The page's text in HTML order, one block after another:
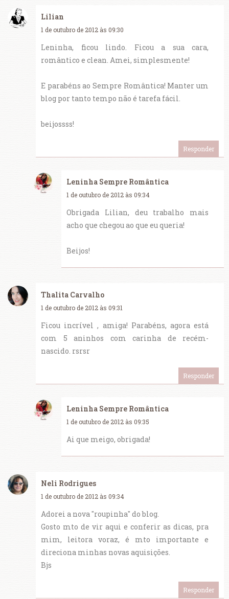
Lilian
1 de outubro de 2012 às 09:30
Leninha, ficou lindo. Ficou a sua cara,
romântico e clean. Amei, simplesmente!
E parabéns ao Sempre Romântica! Manter um
blog por tanto tempo não é tarefa fácil.
beijossss!
Responder
Leninha Sempre Romântica
1 de outubro de 2012 às 09:34
Obrigada Lilian, deu trabalho mais
acho que chegou ao que eu queria!
Beijos!
Thalita Carvalho
1 de outubro de 2012 às 09:31
Ficou incrível , amiga! Parabéns, agora está
com 5 aninhos com carinha de recém-
nascido. rsrsr
Responder
Leninha Sempre Romântica
1 de outubro de 2012 às 09:35
Ai que meigo, obrigada!
Neli Rodrigues
1 de outubro de 2012 às 09:34
Adorei a nova "roupinha" do blog.
Gosto mto de vir aqui e conferir as dicas, pra
mim, leitora voraz, é mto importante e
direciona minhas novas aquisições.
Bjs
Responder